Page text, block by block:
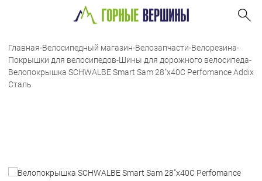
Главная-Велосипедный магазин-Велозапчасти-Велорезина-
Покрышки для велосипедов-Шины для дорожного велосипеда-
Велопокрышка SCHWALBE Smart Sam 28"x40C Perfomance Addix
Сталь